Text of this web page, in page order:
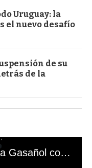
Uruguay: la
el nuevo desafío
de su
de la
El mal momento de Yanina Gasañol con un hincha argentino en "Subrayado"